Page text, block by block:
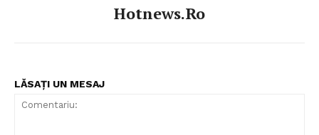
Hotnews.ro
LĂSAȚI UN MESAJ